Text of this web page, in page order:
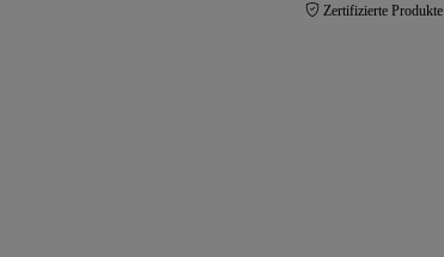
Zertifizierte Produkte